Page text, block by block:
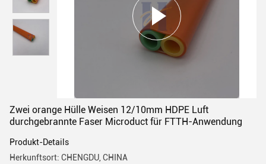
Zwei orange Hülle Weisen 12/10mm HDPE Luft
durchgebrannte Faser Microduct für FTTH-Anwendung
Produkt-Details
Herkunftsort: CHENGDU, CHINA